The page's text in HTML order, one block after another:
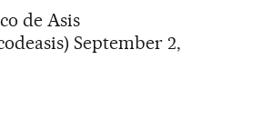
de Asis
September 2,